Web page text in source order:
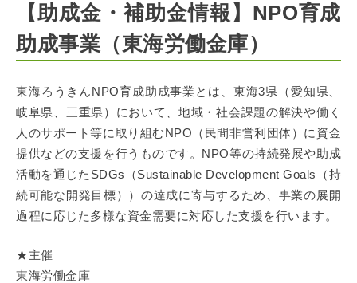
【助成金・補助金情報】NPO育成
助成事業（東海労働金庫）
東海ろうきんNPO育成助成事業とは、東海3県（愛知県、
岐阜県、三重県）において、地域・社会課題の解決や働く
人のサポート等に取り組むNPO（民間非営利団体）に資金
提供などの支援を行うものです。NPO等の持続発展や助成
活動を通じたSDGs（Sustainable Development Goals（持
続可能な開発目標））の達成に寄与するため、事業の展開
過程に応じた多様な資金需要に対応した支援を行います。
★主催
東海労働金庫